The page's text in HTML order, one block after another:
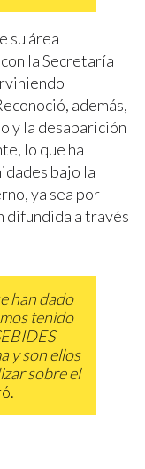
su área
la Secretaría
además,
y la desaparición
lo que ha
bajo la
ya sea por
difundida a través
han dado
tenido
y son ellos
sobre el